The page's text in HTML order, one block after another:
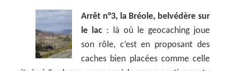
Arrêt n°3, la Bréole, belvédère sur
le lac : là où le geocaching joue
son rôle, c’est en proposant des
caches bien placées comme celle